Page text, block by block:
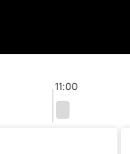
11:00